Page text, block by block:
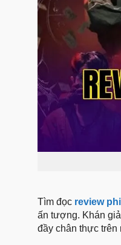
Tìm đọc review
ấn tượng. Khán
đầy chân thực trên